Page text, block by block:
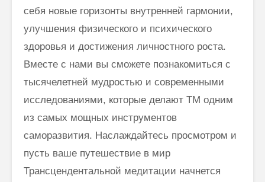
себя новые горизонты внутренней гармонии,
улучшения физического и психического
здоровья и достижения личностного роста.
Вместе с нами вы сможете познакомиться с
тысячелетней мудростью и современными
исследованиями, которые делают ТМ одним
из самых мощных инструментов
саморазвития. Наслаждайтесь просмотром и
пусть ваше путешествие в мир
Трансцендентальной медитации начнется
Три облика
Махариши
Почему мы
говорим
“Джайя Гуру
Дэв” (Джэй Гуру